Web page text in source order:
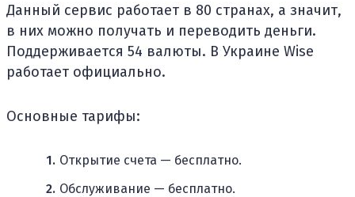
Данный сервис работает в 80 странах, а значит,
в них можно получать и переводить деньги.
Поддерживается 54 валюты. В Украине Wise
работает официально.
Основные тарифы:
Открытие счета — бесплатно.
Обслуживание — бесплатно.